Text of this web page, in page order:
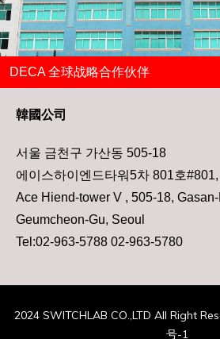
DECA 全球战略合作伙伴
韓國公司
서울 금천구 가산동 505-18
에이스하이엔드타워5차 801호#801,
Ace Hiend-tower V , 505-18,
Geumcheon-Gu, Seoul
Tel:02-963-5788 02-963-5780
2024 SWITCHLAB CO.,LTD All Right
号-1